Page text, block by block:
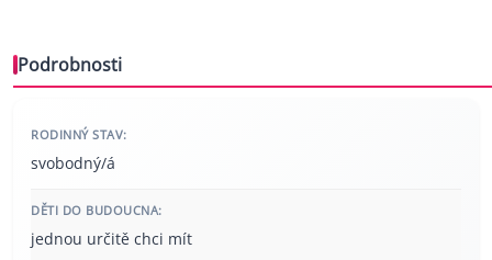
Podrobnosti
RODINNÝ STAV:
svobodný/á
DĚTI DO BUDOUCNA:
jednou určitě chci mít